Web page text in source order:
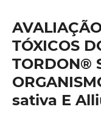
TÓXICOS
TORDON®
sativa E